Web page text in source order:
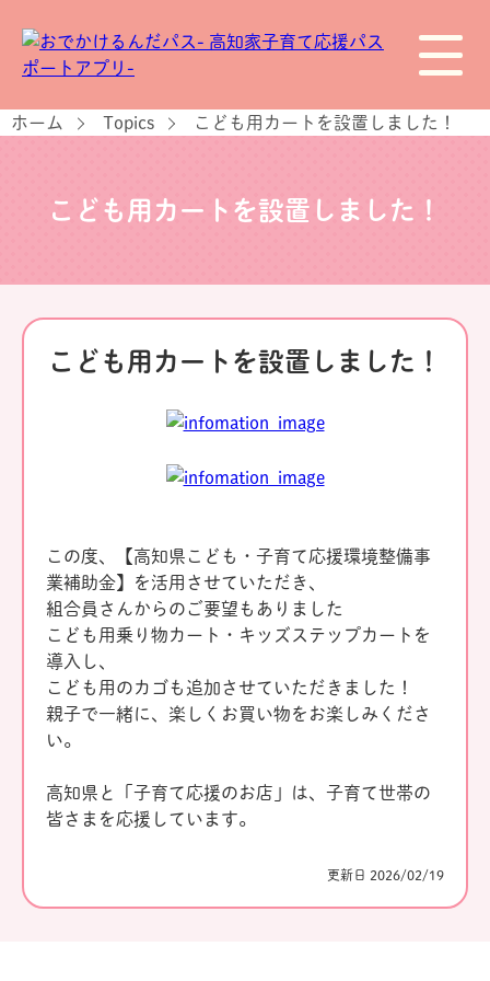
ホーム Topics こども用カートを設置しました！
こども用カートを設置しました！
こども用カートを設置しました！
この度、【高知県こども・子育て応援環境整備事
業補助金】を活用させていただき、
組合員さんからのご要望もありました
こども用乗り物カート・キッズステップカートを
導入し、
こども用のカゴも追加させていただきました！
親子で一緒に、楽しくお買い物をお楽しみくださ
い。
高知県と「子育て応援のお店」は、子育て世帯の
皆さまを応援しています。
更新日 2026/02/19